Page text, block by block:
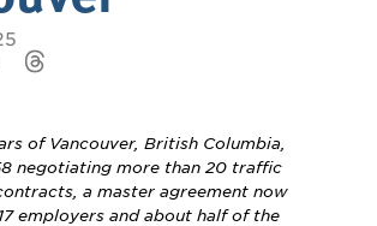
of Vancouver, British Columbia,
negotiating more than 20 traffic
a master agreement now
employers and about half of the